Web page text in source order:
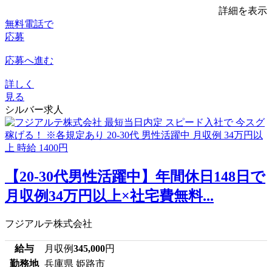
詳細を表示
無料電話で
応募
応募へ進む
詳しく
見る
シルバー求人
【20-30代男性活躍中】年間休日148日で
月収例34万円以上×社宅費無料...
フジアルテ株式会社
給与 月収例345,000円
勤務地 兵庫県 姫路市